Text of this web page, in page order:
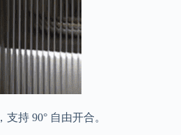
，支持 90° 自由开合。